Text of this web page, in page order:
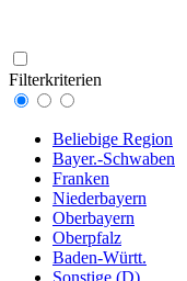
Filterkriterien
Beliebige Region
Bayer.-Schwaben
Franken
Niederbayern
Oberbayern
Oberpfalz
Baden-Württ.
Sonstige (D)